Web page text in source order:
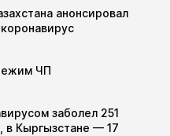
анонсировал
ЧП
заболел 251
в Кыргызстане — 17